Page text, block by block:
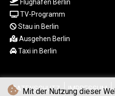
Mit der Nutzung dieser
Flughäfen Berlin
TV-Programm
Stau in Berlin
Ausgehen Berlin
Taxi in Berlin
DATENSCHUTZ IMPRESSUM